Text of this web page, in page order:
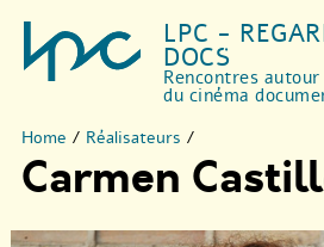
LPC -
DOCS
Rencontres autour
du cinéma
Home / Réalisateurs /
Carmen